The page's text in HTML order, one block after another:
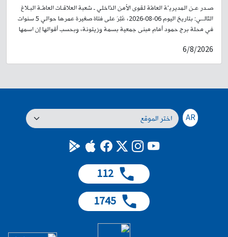
صـدر عـن المديريـّة العامّة لقوى الأمن الدّاخلي ـ شعبة العلاقـات العامّـة البـلاغ
التّالــي: بتاريخ اليوم 06-08-2026، عُثِرَ على فتاة صغيرة عمرها حوالي 5 سنوات
في محلة برج حمود أمام مبنى جمعية بسمة وزيتونة، وبحسب أقوالها إن اسمها
سكان محلة طريق المطار. لذلك، وبناءً على إشارة القضاء المختص، تُعمِّم
المديرية العامة لقوى الأمن الداخلي صورتها، وتطلب من الذين لديهم أي
6/8/2026
112
1745
AR